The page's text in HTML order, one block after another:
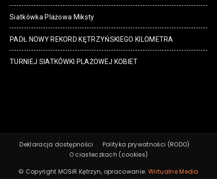
Siatkówka Plażowa Miksty
PADŁ NOWY REKORD KĘTRZYŃSKIEGO KILOMETRA
TURNIEJ SIATKÓWKI PLAŻOWEJ KOBIET
Deklaracja dostępności
Polityka prywatności (RODO)
O ciasteczkach (cookies)
© Copyright MOSiR Kętrzyn, opracowanie: Wirtualne Media